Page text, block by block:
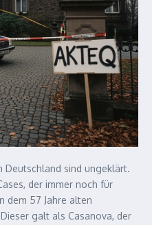
sind ungeklärt.
der immer noch für
dem 57 Jahre alten
galt als Casanova, der